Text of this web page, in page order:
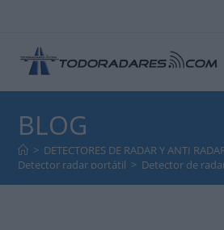
contenido
BLOG
> DETECTORES DE RADAR Y ANTI
Detector radar portátil > Detector de